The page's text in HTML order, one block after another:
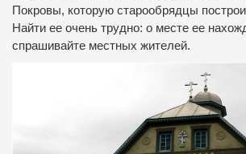
Покровы, которую старообрядцы
Найти ее очень трудно: о месте ее
спрашивайте местных жителей.